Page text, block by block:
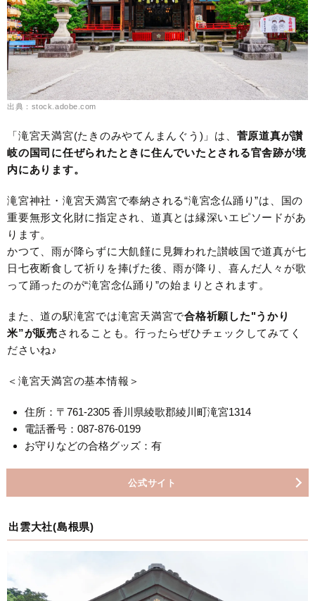
出典：stock.adobe.com
「滝宮天満宮(たきのみやてんまんぐう)」は、 菅原道真が讃
岐の国司に任ぜられたときに住んでいたとされる官舎跡が境
内にあります。
滝宮神社・滝宮天満宮で奉納される“滝宮念仏踊り”は、国の
重要無形文化財に指定され、道真とは縁深いエピソードがあ
ります。
かつて、雨が降らずに大飢饉に見舞われた讃岐国で道真が七
日七夜断食して祈りを捧げた後、雨が降り、喜んだ人々が歌
って踊ったのが“滝宮念仏踊り”の始まりとされます。
また、道の駅滝宮では滝宮天満宮で合格祈願した"うかり
米”が販売されることも。行ったらぜひチェックしてみてく
ださいね♪
＜滝宮天満宮の基本情報＞
住所：〒761-2305 香川県綾歌郡綾川町滝宮1314
電話番号：087-876-0199
お守りなどの合格グッズ：有
公式サイト
出雲大社(島根県)